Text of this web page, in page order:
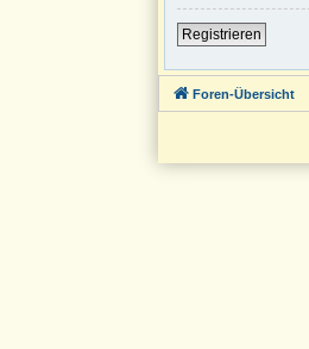
Registrieren
Foren-Übersicht